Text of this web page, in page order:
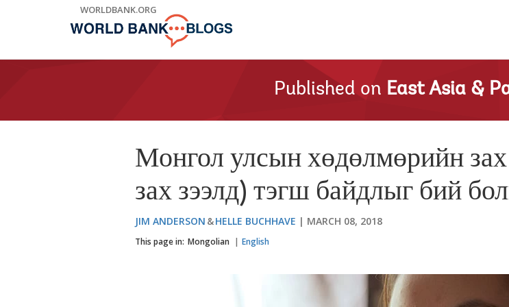
WORLDBANK.ORG
Published on East Asia &
Монгол улсын хөдөлмөрийн
зах зээлд) тэгш байдлыг бий
JIM ANDERSON HELLE BUCHHAVE MARCH 08, 2018
This page in: Mongolian English